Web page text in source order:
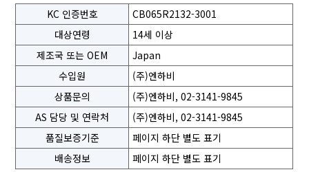
KC 인증번호
CB065R2132-3001
대상연령
14세 이상
제조국 또는 OEM
Japan
수입원
(주)엔하비
상품문의
(주)엔하비, 02-3141-9845
AS 담당 및 연락처
(주)엔하비, 02-3141-9845
품질보증기준
페이지 하단 별도 표기
배송정보
페이지 하단 별도 표기